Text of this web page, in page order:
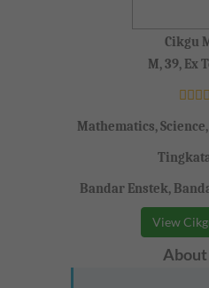
Cikgu
M, 39, Ex
Mathematics,
Bandar Enstek,
View